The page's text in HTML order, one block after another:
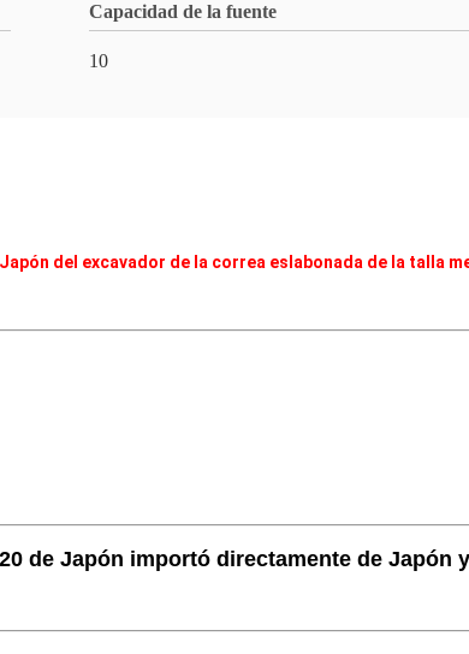
Capacidad de la fuente
10
del excavador de la correa eslabonada de la talla
de Japón importó directamente de